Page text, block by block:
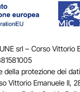
srl – Corso Vittorio
della protezione dei
Vittorio Emanuele II,